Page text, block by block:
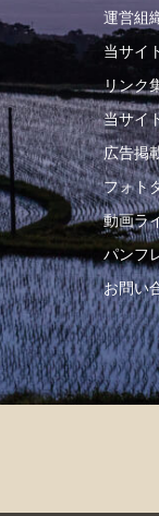
運営組
当サイ
リンク
当サイ
広告掲
フォト
動画ラ
パンフ
お問い